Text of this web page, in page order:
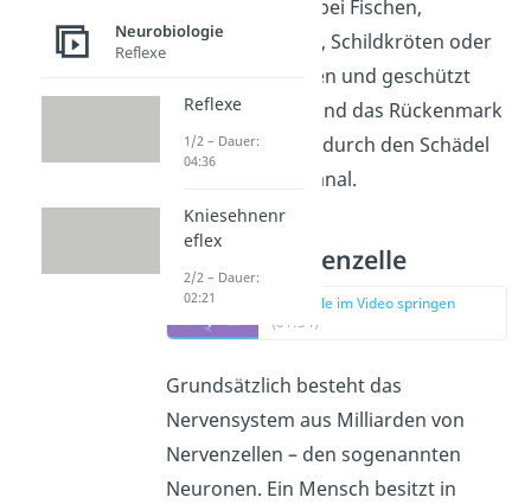
Wirbeltieren wie bei Fischen,
Fröschen, Vögeln, Schildkröten oder
Hunden. Umgeben und geschützt
sind das Gehirn und das Rückenmark
durch Knochen – durch den Schädel
und den Wirbelkanal.
Aufbau Nervenzelle
zur Stelle im Video springen
(01:34)
Grundsätzlich besteht das
Nervensystem aus Milliarden von
Nervenzellen – den sogenannten
Neuronen. Ein Mensch besitzt in
Neurobiologie
Reflexe
Reflexe
1/2 – Dauer:
04:36
Kniesehnenr
eflex
2/2 – Dauer:
02:21